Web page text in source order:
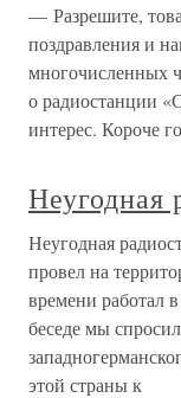
— Разрешите,
поздравления и
многочисленных
о радиостанции
интерес. Короче
Неугодная
Неугодная
провел на
времени работал
беседе мы
этой страны к